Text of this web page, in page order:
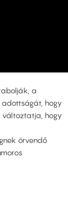
a
hogy
változtatja, hogy
örvendő